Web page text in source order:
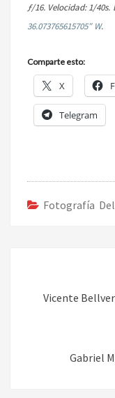
ƒ/16. Velocidad: 1/40s.
36.073765615705″ W.
Comparte esto:
X
Telegram
Fotografía
entradas
Vicente
Gabriel